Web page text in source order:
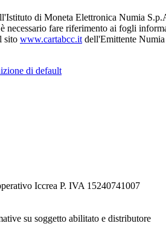
di Moneta Elettronica Numia
fare riferimento ai fogli
sito www.cartabcc.it dell'Emittente
di default
Iccrea P. IVA 15240741007
su soggetto abilitato e distributore